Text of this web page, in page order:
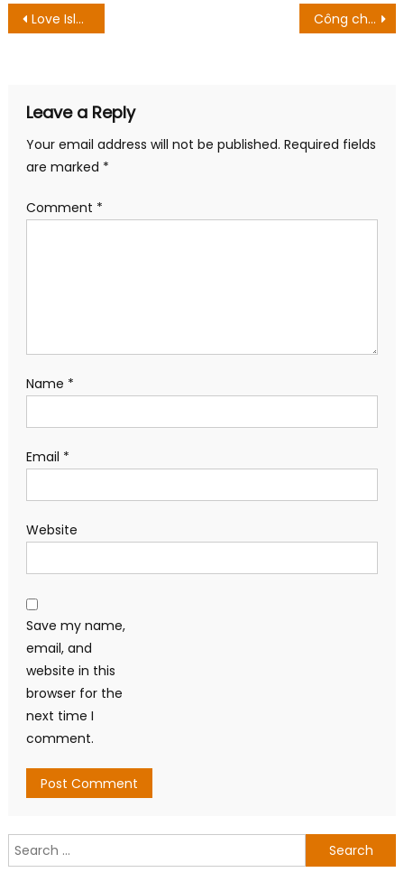
Post
Love Island Season 8 Episode 39 Ngày sinh sản: Adam và Paige sẽ thành một cặp Công chúa from game to Anime
Leave a Reply
Your email address will not be published. Required fields
are marked *
Comment *
Name *
Email *
Website
Save my name,
email, and
website in this
browser for the
next time I
comment.
Search
for: